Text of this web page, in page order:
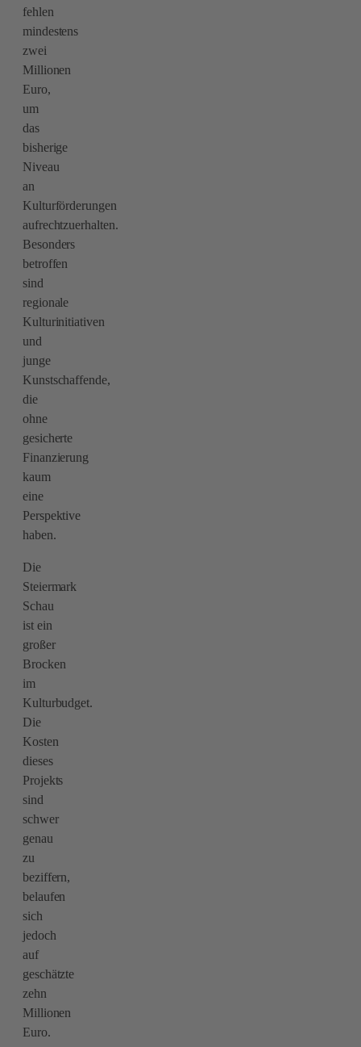
fehlen
mindestens
zwei
Millionen
Euro,
um
das
bisherige
Niveau
an
Kulturförderungen
aufrechtzuerhalten.
Besonders
betroffen
sind
regionale
Kulturinitiativen
und
junge
Kunstschaffende,
die
ohne
gesicherte
Finanzierung
kaum
eine
Perspektive
haben.
Die
Steiermark
Schau
ist ein
großer
Brocken
im
Kulturbudget.
Die
Kosten
dieses
Projekts
sind
schwer
genau
zu
beziffern,
belaufen
sich
jedoch
auf
geschätzte
zehn
Millionen
Euro.